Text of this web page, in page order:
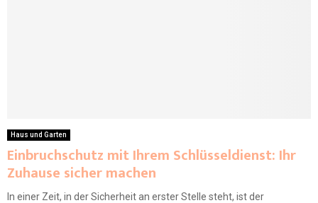
Haus und Garten
Einbruchschutz mit Ihrem Schlüsseldienst: Ihr
Zuhause sicher machen
In einer Zeit, in der Sicherheit an erster Stelle steht, ist der